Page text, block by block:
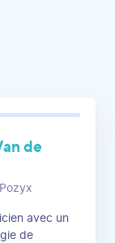
de
avec un
de